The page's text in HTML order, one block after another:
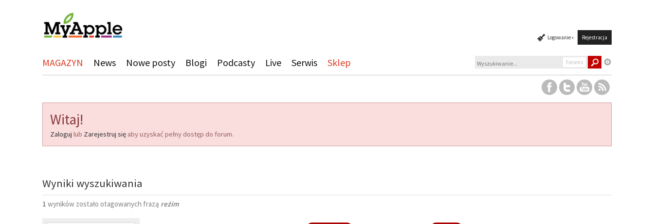
Logowanie » Rejestracja
MAGAZYN News Nowe posty Blogi Podcasty Live Serwis Sklep Forums
Witaj!
Zaloguj lub Zarejestruj się aby uzyskać pełny dostęp do forum.
Wyniki wyszukiwania
1 wyników zostało otagowanych frazą reżim